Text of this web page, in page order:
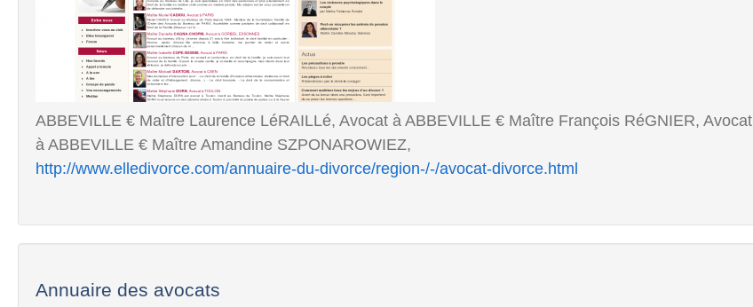
ABBEVILLE € Maître Laurence LéRAILLé, Avocat à ABBEVILLE € Maître François RéGNIER, Avocat
à ABBEVILLE € Maître Amandine SZPONAROWIEZ,
http://www.elledivorce.com/annuaire-du-divorce/region-/-/avocat-divorce.html
Annuaire des avocats